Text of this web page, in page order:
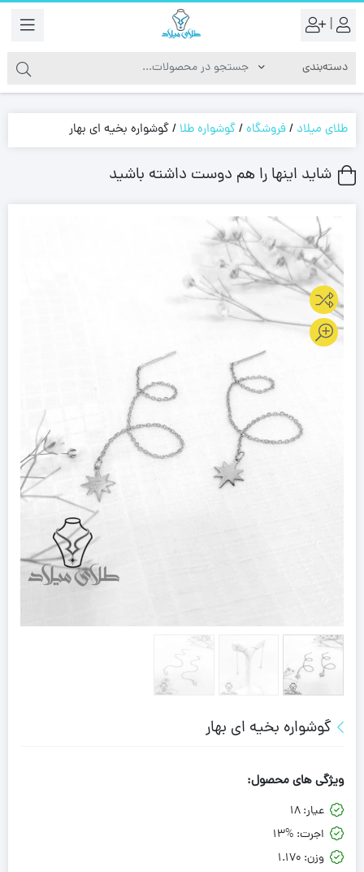
|
طلای میلاد /فروشگاه/گوشواره طلا/گوشواره بخیه ای بهار
شاید اینها را هم دوست داشته باشید
گوشواره بخیه ای بهار
ویژگی های محصول:
عیار:18
اجرت: 13%
وزن: 1.170